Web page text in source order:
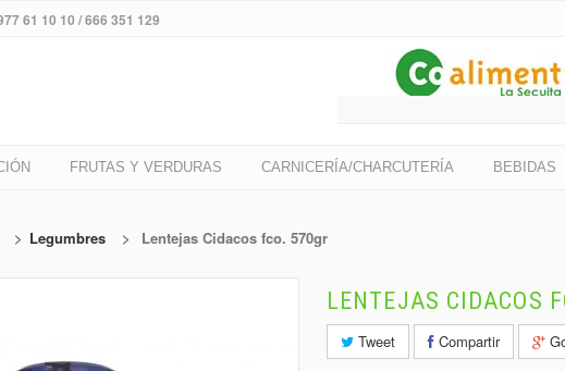
61 10 10 / 666 351 129
FRUTAS Y VERDURAS CARNICERÍA/CHARCUTERÍA BEBIDAS
> Legumbres > Lentejas Cidacos fco. 570gr
LENTEJAS CIDACOS
Tweet Compartir